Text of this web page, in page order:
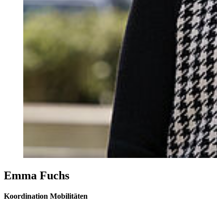
Emma Fuchs
Koordination Mobilitäten